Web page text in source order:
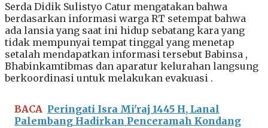
Serda Didik Sulistyo Catur mengatakan bahwa
berdasarkan informasi warga RT setempat bahwa
ada lansia yang saat ini hidup sebatang kara yang
tidak mempunyai tempat tinggal yang menetap
setalah mendapatkan informasi tersebut Babinsa ,
Bhabinkamtibmas dan aparatur kelurahan langsung
berkoordinasi untuk melakukan evakuasi .
BACA Peringati Isra Mi'raj 1445 H, Lanal
Palembang Hadirkan Penceramah Kondang